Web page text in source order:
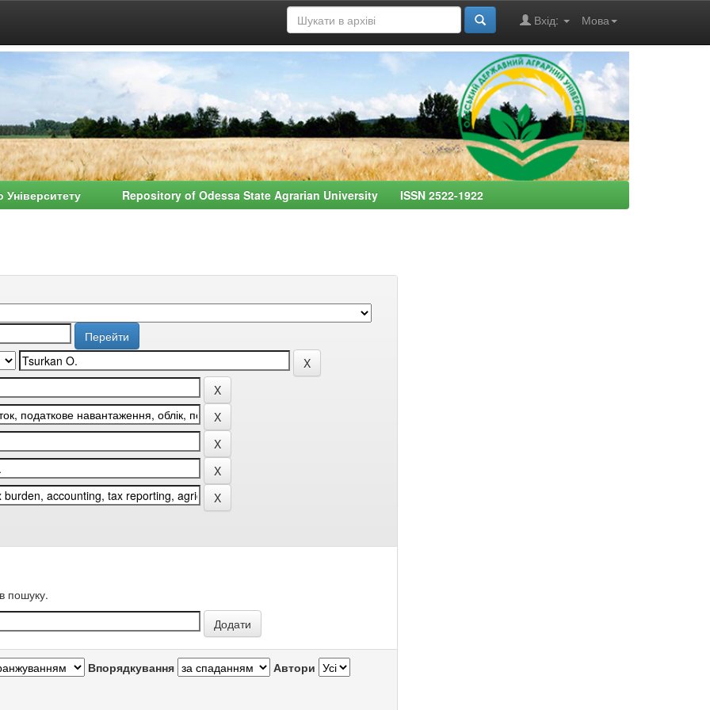
Мова
Вхід:
Університету Repository of Odessa State Agrarian University ISSN 2522-1922
пошуку.
Впорядкування Автори